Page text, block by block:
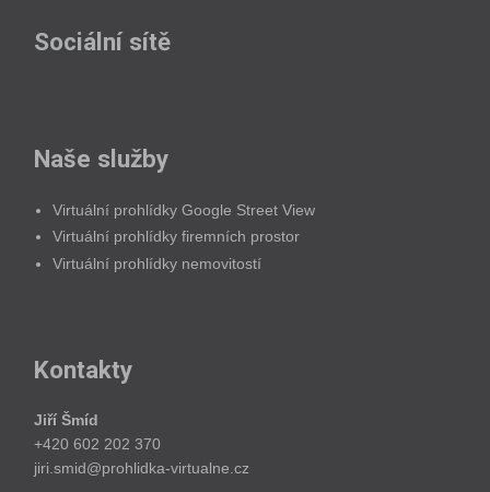
Sociální sítě
Naše služby
Virtuální prohlídky Google Street View
Virtuální prohlídky firemních prostor
Virtuální prohlídky nemovitostí
Kontakty
Jiří Šmíd
+420 602 202 370
jiri.smid@prohlidka-virtualne.cz